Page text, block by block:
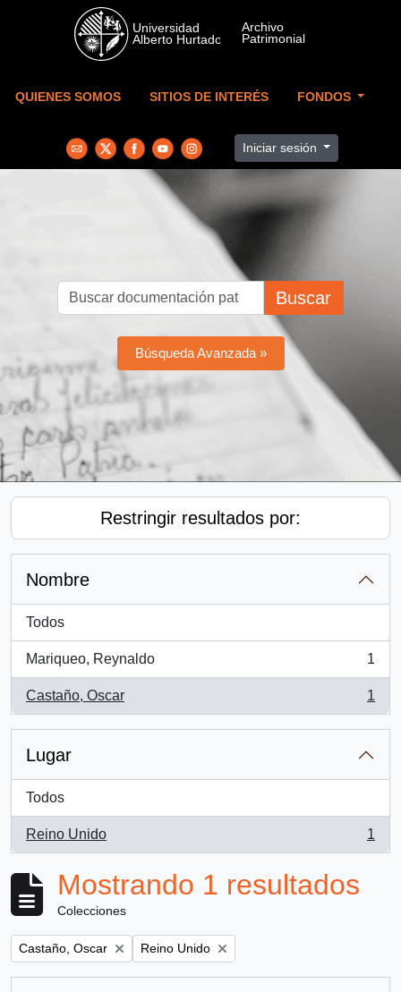
Skip to main content
QUIENES SOMOS SITIOS DE INTERÉS FONDOS
Iniciar sesión
Buscar
Búsqueda Avanzada »
Restringir resultados por:
Nombre
Todos
Mariqueo, Reynaldo
, 1 resultados
1
Castaño, Oscar
, 1 resultados
1
Lugar
Todos
Reino Unido
, 1 resultados
1
Mostrando 1 resultados
Colecciones
Remove filter:
Castaño, Oscar Remove filter:
Reino Unido